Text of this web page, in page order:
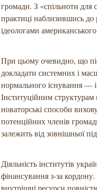
громади. З «спільноти для
практиці наблизившись до
ідеологами
При цьому очевидно, що
докладати системних і
нормального існування —
Інституційним структурам
новаторські способи
потенційних членів
залежить від зовнішньої
Діяльність інститутів
фінансування з-за
внутрішні ресурси